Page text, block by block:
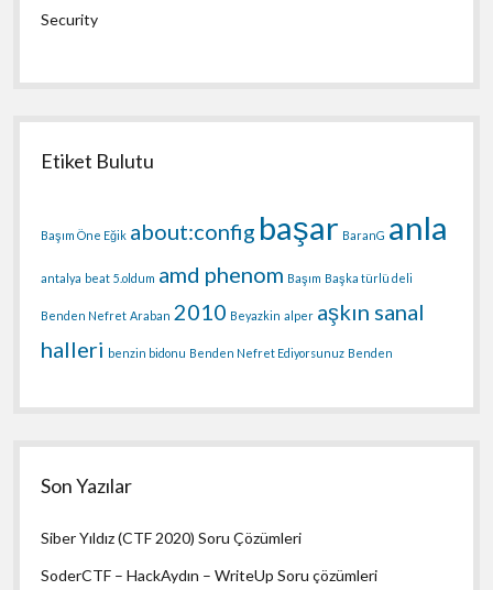
Security
Etiket Bulutu
Başım Öne Eğik about:config başar BaranG anla
antalya beat 5.oldum amd phenom Başım Başka türlü deli
Benden Nefret Araban 2010 Beyazkin alper aşkın sanal
halleri benzin bidonu Benden Nefret Ediyorsunuz Benden
Son Yazılar
Siber Yıldız (CTF 2020) Soru Çözümleri
SoderCTF – HackAydın – WriteUp Soru çözümleri